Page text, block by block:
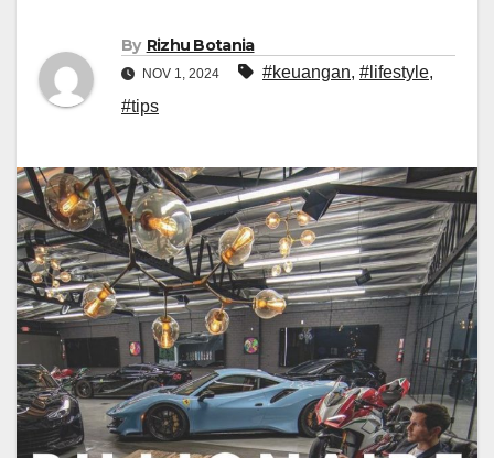
By Rizhu Botania
NOV 1, 2024 #keuangan, #lifestyle,
#tips